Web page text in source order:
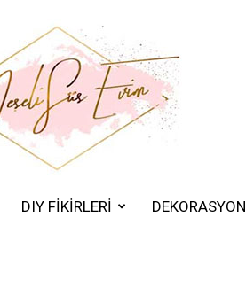
DIY FİKİRLERİ DEKORASYON